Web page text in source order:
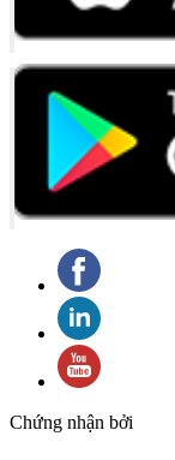
Chứng nhận bởi